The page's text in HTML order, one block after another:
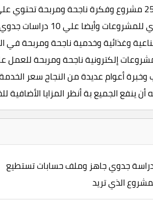
أعطيك دراسة مكتوبة لعدد 25 مشروع وفكرة ناجحة
عن كيفية إعداد دراسة الجدوي
وغذائية وخدمية ناجحة ومربحة في
أفكار لمشروعات إلكترونية ناجحة ومربحة
أن ينفع الجميع بة أنظر المزايا الأضافية
جدوي جاهز وملف حسابات تستطيع
الذي تريد